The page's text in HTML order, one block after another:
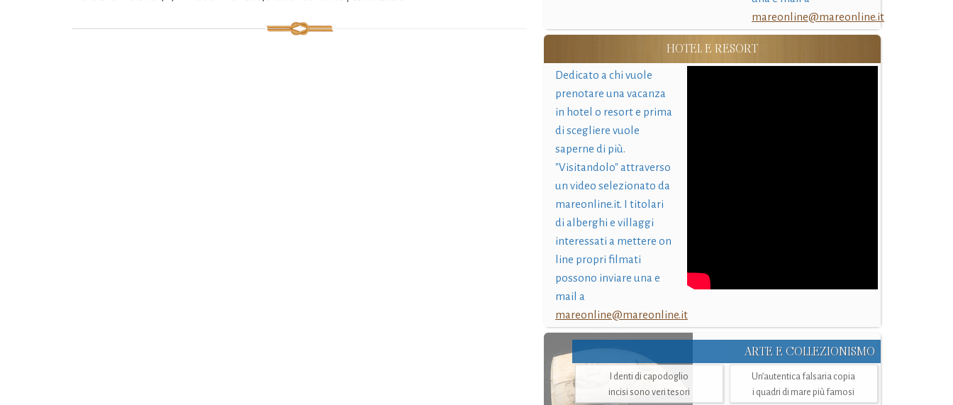
mareonline@mareonline.it
HOTEL E RESORT
Dedicato a chi vuole
prenotare una vacanza
in hotel o resort e prima
di scegliere vuole
saperne di più.
"Visitandolo" attraverso
un video selezionato da
mareonline.it. I titolari
di alberghi e villaggi
interessati a mettere on
line propri filmati
possono inviare una e
mail a
mareonline@mareonline.it
ARTE E COLLEZIONISMO
I denti di capodoglio
incisi sono veri tesori
Un’autentica falsaria copia
i quadri di mare più famosi